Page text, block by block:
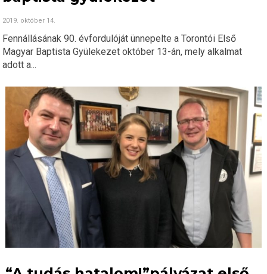
2019. október 14.
Fennállásának 90. évfordulóját ünnepelte a Torontói Első
Magyar Baptista Gyülekezet október 13-án, mely alkalmat
adott a...